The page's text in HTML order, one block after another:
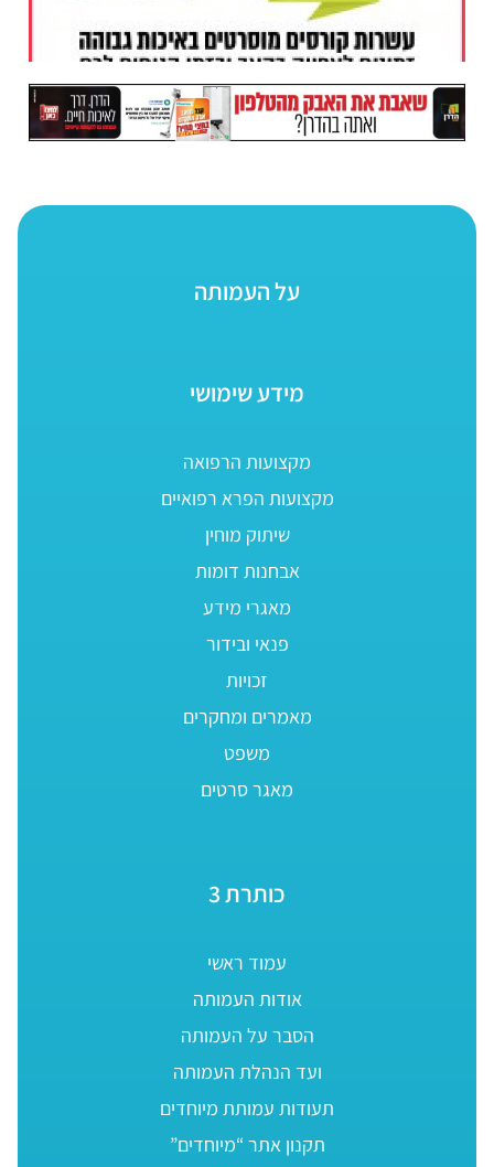
על העמותה
מידע שימושי
מקצועות הרפואה
מקצועות הפרא רפואיים
שיתוק מוחין
אבחנות דומות
מאגרי מידע
פנאי ובידור
זכויות
מאמרים ומחקרים
משפט
מאגר סרטים
כותרת 3
עמוד ראשי
אודות העמותה
הסבר על העמותה
ועד הנהלת העמותה
תעודות עמותת מיוחדים
תקנון אתר “מיוחדים”